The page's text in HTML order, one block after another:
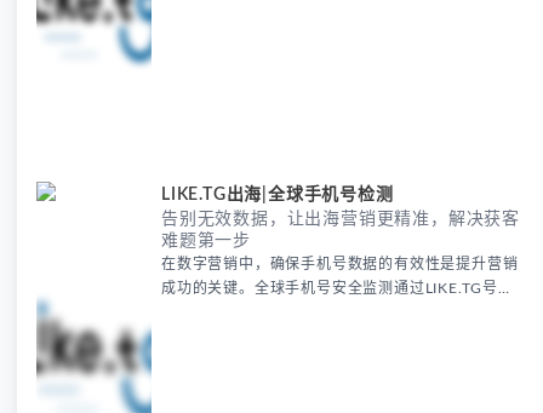
LIKE.TG出海|全球手机号检测
告别无效数据，让出海营销更精准，解决获客
难题第一步
在数字营销中，确保手机号数据的有效性是提升营销
成功的关键。全球手机号安全监测通过LIKE.TG号段